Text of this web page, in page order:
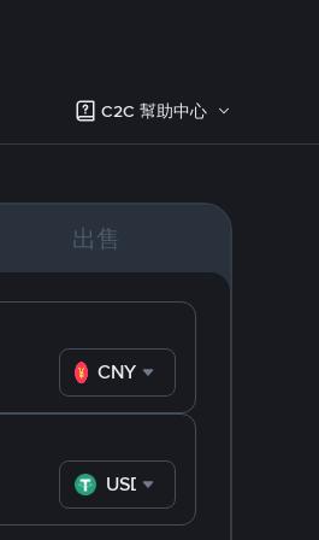
C2C 幫助中心
出售
CNY
USDT